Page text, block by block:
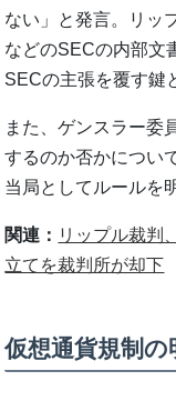
ない」と発言。リッ
などのSECの内部文
SECの主張を覆す鍵
また、ゲンスラー委
するのか否かについ
当局としてルールを
関連： リップル裁判
立てを裁判所が却下
仮想通貨規制の